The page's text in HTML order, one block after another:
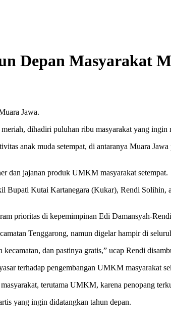
Depan Masyarakat
Jawa.
dihadiri puluhan ribu masyarakat yang
anak muda setempat, di antaranya Muara
dan jajanan produk UMKM masyarakat setempat.
Bupati Kutai Kartanegara (Kukar), Rendi
prioritas di kepemimpinan Edi Damansyah-
Tenggarong, namun digelar hampir di
dan pastinya gratis,” ucap Rendi
terhadap pengembangan UMKM masyarakat
terutama UMKM, karena penopang
yang ingin didatangkan tahun depan.